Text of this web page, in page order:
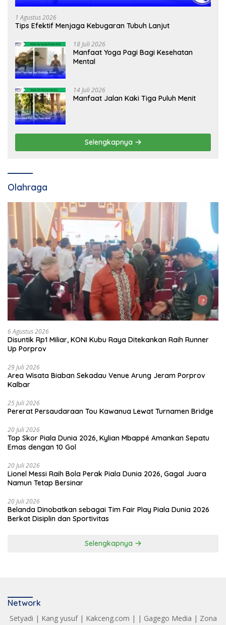
1 Agustus 2026
Tips Efektif Menjaga Kebugaran Tubuh Lanjut
18 Juli 2026
Manfaat Yoga Pagi Bagi Kesehatan
Mental
14 Juli 2026
Manfaat Jalan Kaki Tiga Puluh Menit
Selengkapnya
Olahraga
6 Agustus 2026
Disuntik Rp1 Miliar, KONI Kubu Raya Ditekankan Raih Runner
Up Porprov
29 Juli 2026
Area Wisata Biaban Sekadau Venue Arung Jeram Porprov
Kalbar
25 Juli 2026
Pererat Persaudaraan Tou Kawanua Lewat Turnamen Bridge
20 Juli 2026
Top Skor Piala Dunia 2026, Kylian Mbappé Amankan Sepatu
Emas dengan 10 Gol
20 Juli 2026
Lionel Messi Raih Bola Perak Piala Dunia 2026, Gagal Juara
Namun Tetap Bersinar
20 Juli 2026
Belanda Dinobatkan sebagai Tim Fair Play Piala Dunia 2026
Berkat Disiplin dan Sportivitas
Selengkapnya
Network
Setyadi | Kang yusuf| Kakceng.com | | Gagego Media | Zona